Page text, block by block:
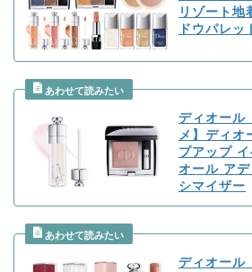
リゾート地
ドウパレッ
ディオール
メ】ディオ
プアップ
オール ア
シマイザー
ディオール